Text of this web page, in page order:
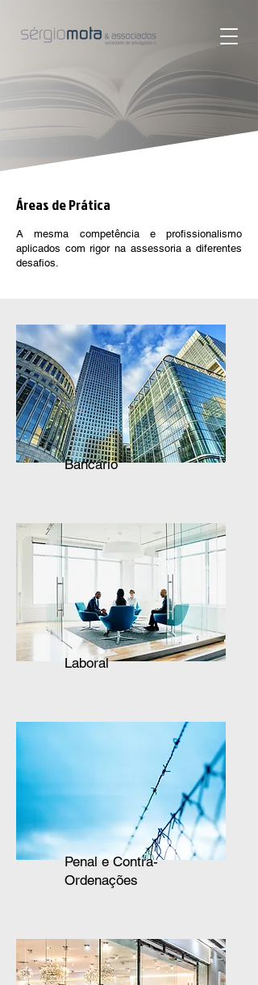
Áreas de Prática
A mesma competência e profissionalismo
aplicados com rigor na assessoria a diferentes
desafios.
Bancário
Laboral
Penal e Contra-
Ordenações